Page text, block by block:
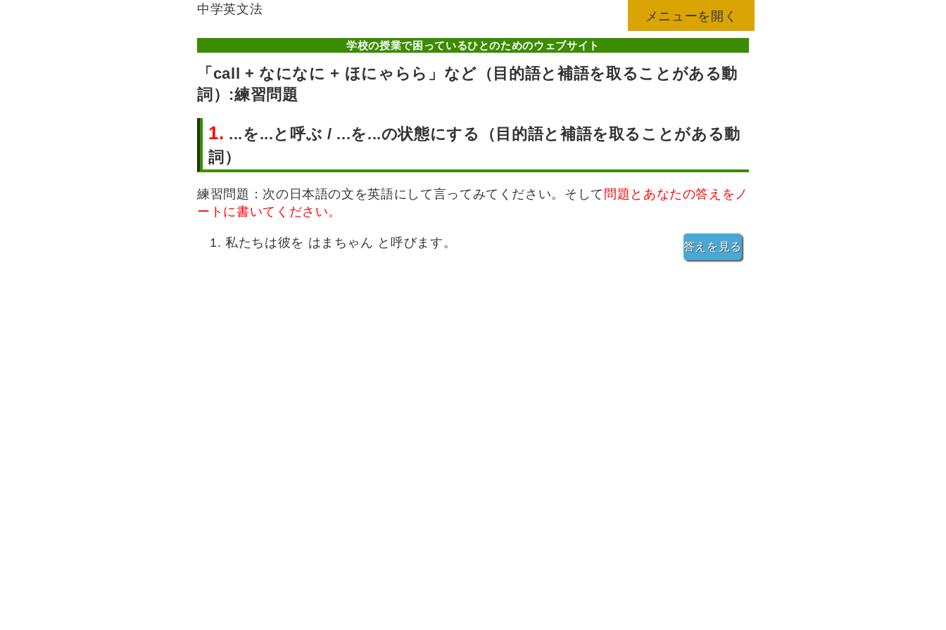
メニューを開く
中学英文法
学校の授業で困っているひとのためのウェブサイト
「call + なになに + ほにゃらら」など（目的語と補語を取ることがある動
詞）:練習問題
1. ...を...と呼ぶ / ...を...の状態にする（目的語と補語を取ることがある動
詞）
練習問題：次の日本語の文を英語にして言ってみてください。そして 問題とあなたの答えをノ
ートに書いてください。
私たちは彼を はまちゃん と呼びます。 答えを見る